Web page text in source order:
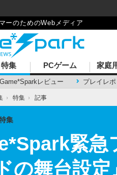
ーのためのWebメディア
特集
Game*Sparkレビュー プレイレポ
PCゲーム 家庭
› 特集 › 記事
緊急
の舞台設定
集